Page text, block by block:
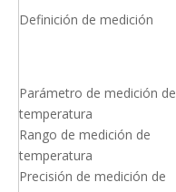
Definición de medición
Parámetro de medición de
temperatura
Rango de medición de
temperatura
Precisión de medición de